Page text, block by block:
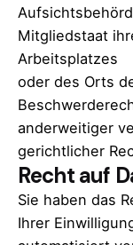
Mitgliedstaat
Arbeitsplatzes
oder des Orts
anderweitiger
gerichtlicher
Recht auf
Sie haben das
Ihrer